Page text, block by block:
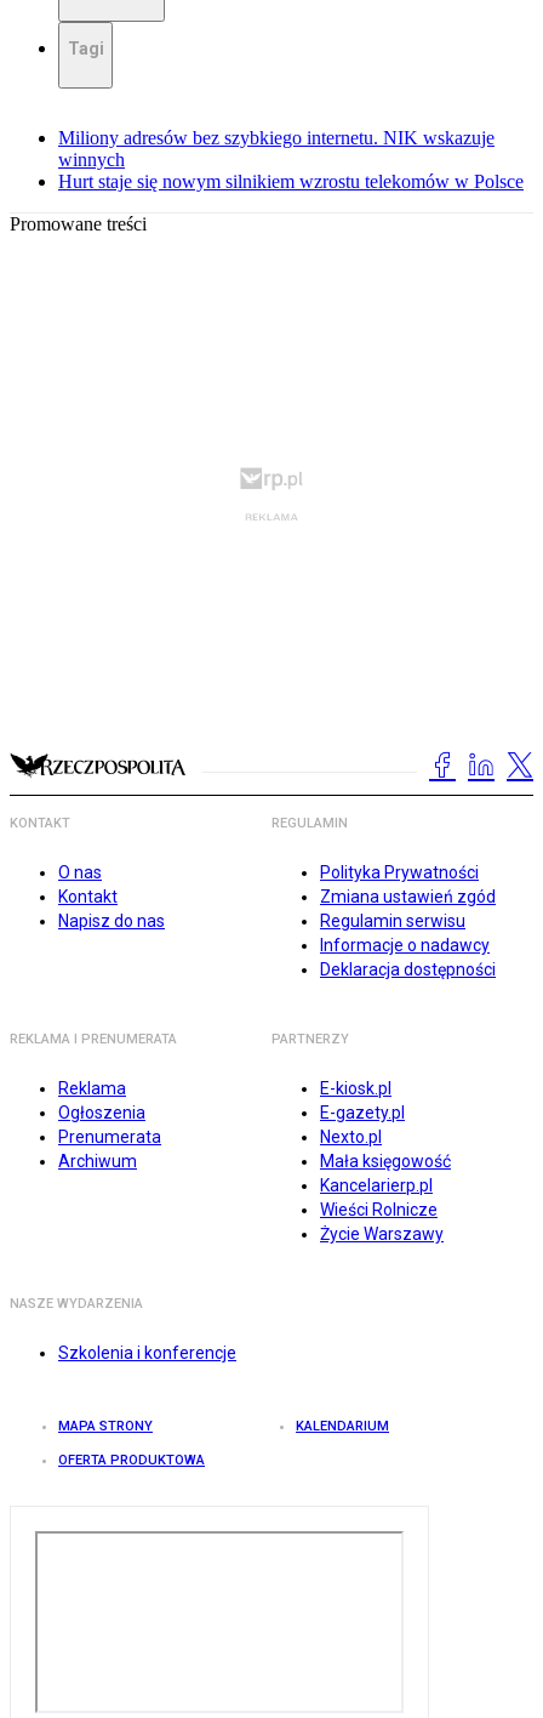
Tagi
Miliony adresów bez szybkiego internetu. NIK wskazuje
winnych
Hurt staje się nowym silnikiem wzrostu telekomów w Polsce
Promowane treści
KONTAKT
O nas
Kontakt
Napisz do nas
REGULAMIN
Polityka Prywatności
Zmiana ustawień zgód
Regulamin serwisu
Informacje o nadawcy
Deklaracja dostępności
REKLAMA I PRENUMERATA
Reklama
Ogłoszenia
Prenumerata
Archiwum
PARTNERZY
E-kiosk.pl
E-gazety.pl
Nexto.pl
Mała księgowość
Kancelarierp.pl
Wieści Rolnicze
Życie Warszawy
NASZE WYDARZENIA
Szkolenia i konferencje
MAPA STRONY KALENDARIUM
OFERTA PRODUKTOWA